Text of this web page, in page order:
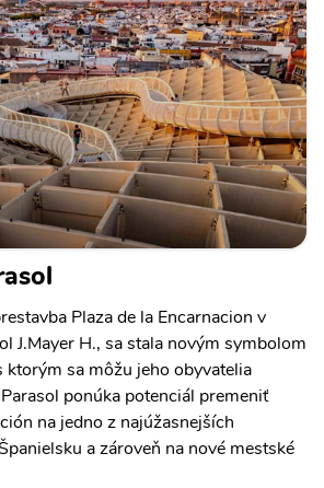
Plaza de la Encarnacion v
J.Mayer H., sa stala novým symbolom
sa môžu jeho obyvatelia
ponúka potenciál premeniť
na jedno z najúžasnejších
a zároveň na nové mestské